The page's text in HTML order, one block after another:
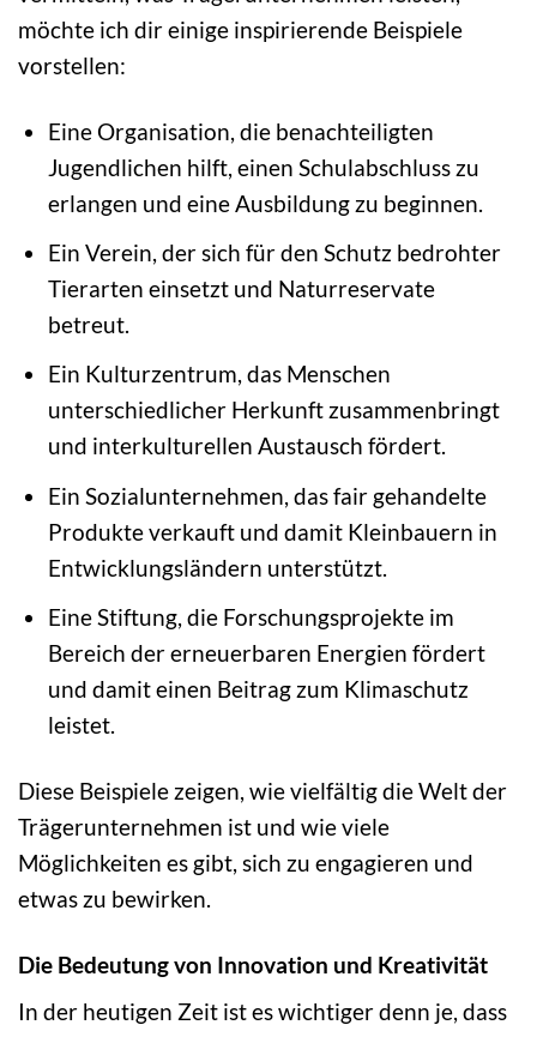
möchte ich dir einige inspirierende Beispiele
vorstellen:
Eine Organisation, die benachteiligten
Jugendlichen hilft, einen Schulabschluss zu
erlangen und eine Ausbildung zu beginnen.
Ein Verein, der sich für den Schutz bedrohter
Tierarten einsetzt und Naturreservate
betreut.
Ein Kulturzentrum, das Menschen
unterschiedlicher Herkunft zusammenbringt
und interkulturellen Austausch fördert.
Ein Sozialunternehmen, das fair gehandelte
Produkte verkauft und damit Kleinbauern in
Entwicklungsländern unterstützt.
Eine Stiftung, die Forschungsprojekte im
Bereich der erneuerbaren Energien fördert
und damit einen Beitrag zum Klimaschutz
leistet.
Diese Beispiele zeigen, wie vielfältig die Welt der
Trägerunternehmen ist und wie viele
Möglichkeiten es gibt, sich zu engagieren und
etwas zu bewirken.
Die Bedeutung von Innovation und Kreativität
In der heutigen Zeit ist es wichtiger denn je, dass